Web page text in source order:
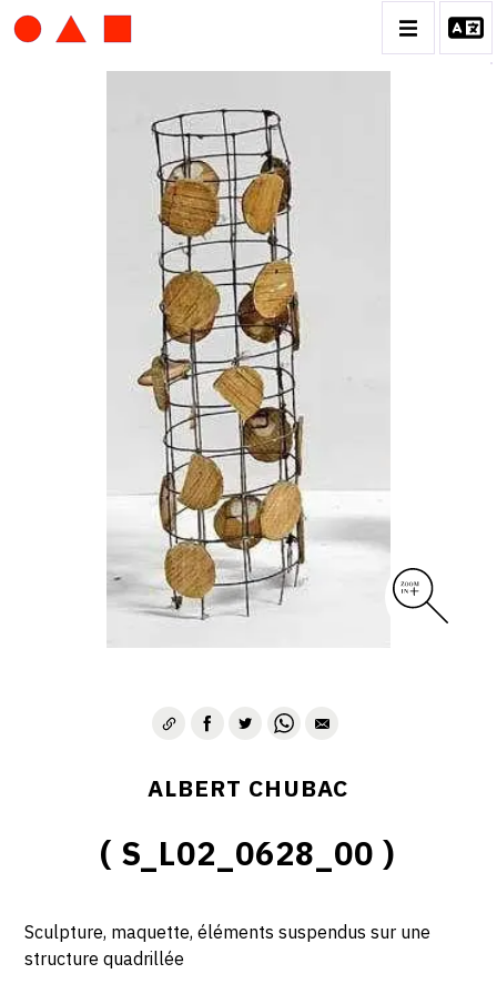
ALBERT CHUBAC
BIOGRAPHIE
CATALOGUE DES OEUVRES
CONTACT
ALBERT CHUBAC
( S_L02_0628_00 )
Sculpture, maquette, éléments suspendus sur une
structure quadrillée